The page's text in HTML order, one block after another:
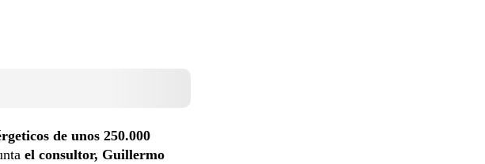
de unos 250.000
el consultor, Guillermo